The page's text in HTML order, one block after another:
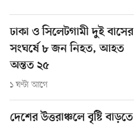
ঢাকা ও সিলেটগামী দুই বাসের
সংঘর্ষে ৮ জন নিহত, আহত
অন্তত ২৫
১ ঘণ্টা আগে
দেশের উত্তরাঞ্চলে বৃষ্টি বাড়তে